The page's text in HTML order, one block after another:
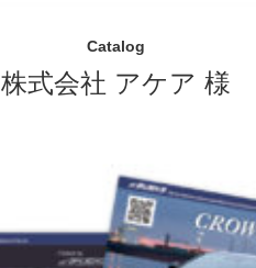
Catalog
株式会社 アケア 様